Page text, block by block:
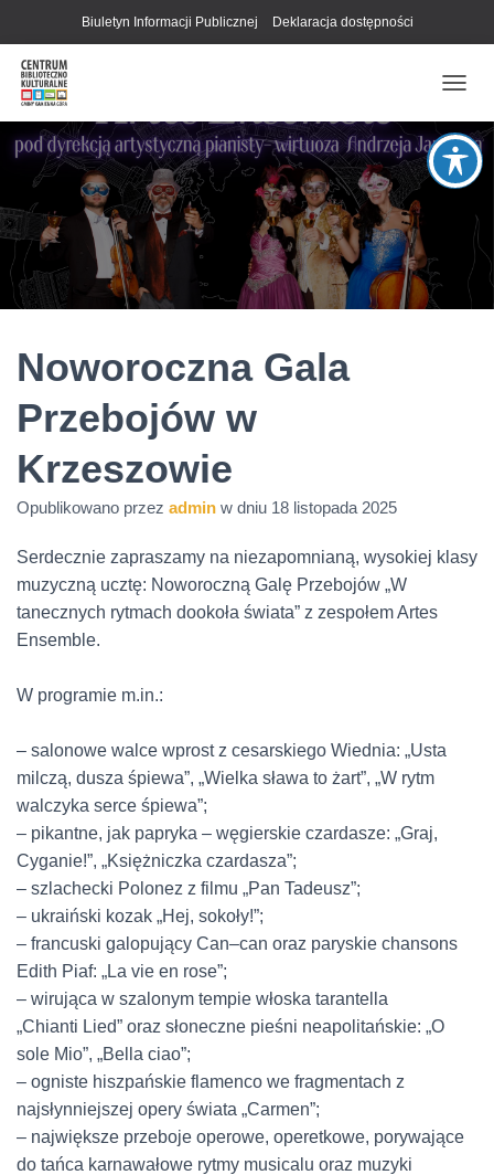
Biuletyn Informacji Publicznej Deklaracja dostępności
R
Z
E
Ł
W
Noworoczna Gala
Przebojów w
Krzeszowie
Opublikowano przez admin w dniu 18 listopada 2025
Serdecznie zapraszamy na niezapomnianą, wysokiej klasy
muzyczną ucztę: Noworoczną Galę Przebojów „W
tanecznych rytmach dookoła świata” z zespołem Artes
Ensemble.
W programie m.in.:
– salonowe walce wprost z cesarskiego Wiednia: „Usta
milczą, dusza śpiewa”, „Wielka sława to żart”, „W rytm
walczyka serce śpiewa”;
– pikantne, jak papryka – węgierskie czardasze: „Graj,
Cyganie!”, „Księżniczka czardasza”;
– szlachecki Polonez z filmu „Pan Tadeusz”;
– ukraiński kozak „Hej, sokoły!”;
– francuski galopujący Can–can oraz paryskie chansons
Edith Piaf: „La vie en rose”;
– wirująca w szalonym tempie włoska tarantella
„Chianti Lied” oraz słoneczne pieśni neapolitańskie: „O
sole Mio”, „Bella ciao”;
– ogniste hiszpańskie flamenco we fragmentach z
najsłynniejszej opery świata „Carmen”;
– największe przeboje operowe, operetkowe, porywające
do tańca karnawałowe rytmy musicalu oraz muzyki